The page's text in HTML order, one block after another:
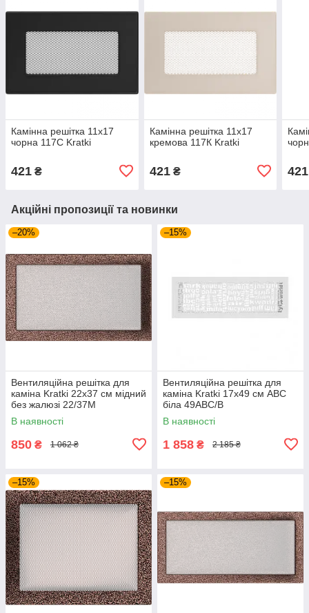
Камінна решітка 11x17
чорна 117C Kratki
421 ₴
Камінна решітка 11x17
кремова 117К Kratki
421₴ 421
Акційні пропозиції та новинки
–20%
Вентиляційна решітка для
каміна Kratki 22x37 см мідний
без жалюзі 22/37M
В наявності
850 ₴ 1 062 ₴
–15%
Вентиляційна решітка для
каміна Kratki 17х49 см АВС
біла 49ABC/B
В наявності
1 858 ₴ 2 185 ₴
–15% –15%